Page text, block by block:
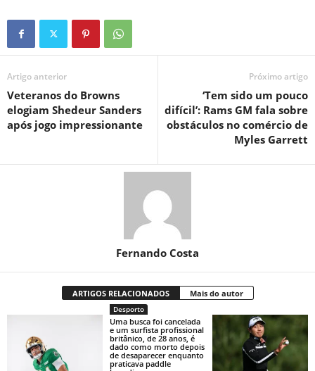
Artigo anterior
Veteranos do Browns
elogiam Shedeur Sanders
após jogo impressionante
Próximo artigo
‘Tem sido um pouco
difícil’: Rams GM fala sobre
obstáculos no comércio de
Myles Garrett
Fernando Costa
ARTIGOS RELACIONADOS Mais do autor
Desporto
Uma busca foi cancelada
e um surfista profissional
britânico, de 28 anos, é
dado como morto depois
de desaparecer enquanto
praticava paddle